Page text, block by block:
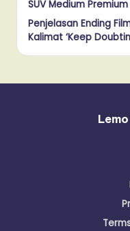
SUV Medium Premium
Penjelasan Ending
Kalimat ‘Keep